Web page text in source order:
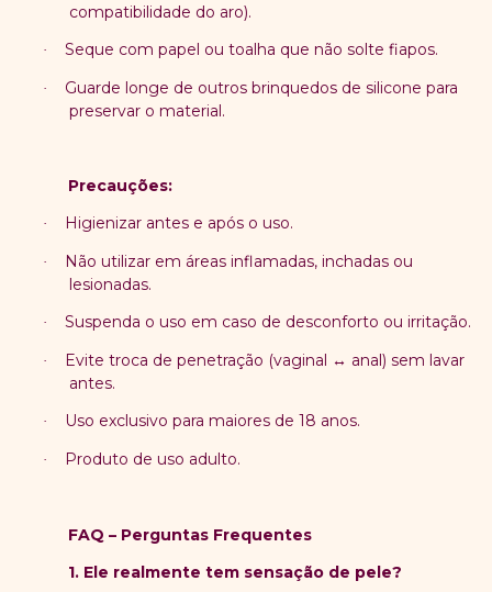
compatibilidade do aro).
· Seque com papel ou toalha que não solte fiapos.
·
Guarde longe de outros brinquedos de silicone para
preservar o material.
Precauções:
· Higienizar antes e após o uso.
·
Não utilizar em áreas inflamadas, inchadas ou
lesionadas.
· Suspenda o uso em caso de desconforto ou irritação.
·
Evite troca de penetração (vaginal ↔ anal) sem lavar
antes.
· Uso exclusivo para maiores de 18 anos.
· Produto de uso adulto.
FAQ – Perguntas Frequentes
1. Ele realmente tem sensação de pele?